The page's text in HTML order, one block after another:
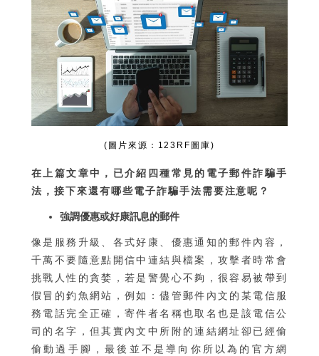
(圖片來源：123RF圖庫)
在上篇文章中，已介紹四種常見的電子郵件詐騙手
法，接下來還有哪些電子詐騙手法需要注意呢？
強調優惠或好康訊息的郵件
像是服務升級、各式好康、優惠通知的郵件內容，
千萬不要隨意點開信中連結與檔案，攻擊者時常會
挑戰人性的貪婪，若是警覺心不夠，很容易被帶到
假冒的釣魚網站，例如：儘管郵件內文的某電信服
務電話完全正確，寄件者名稱也取名也是該電信公
司的名字，但其實內文中所附的連結網址卻已經偷
偷動過手腳，最後並不是導向你所以為的官方網